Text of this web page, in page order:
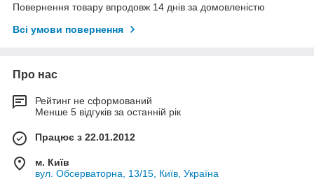
Повернення товару впродовж 14 днів за домовленістю
Всі умови повернення
Про нас
Рейтинг не сформований
Менше 5 відгуків за останній рік
Працює з 22.01.2012
м. Київ
вул. Обсерваторна, 13/15, Київ, Україна